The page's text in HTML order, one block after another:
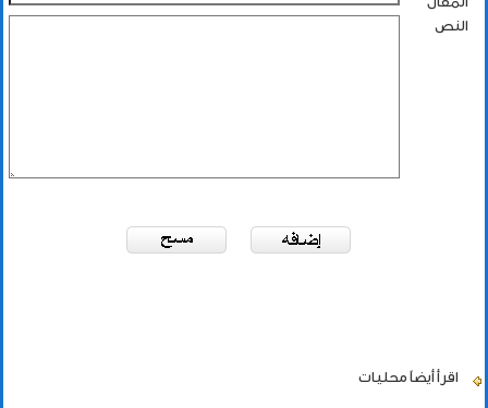
النص
اقرأ أيضاً محليات